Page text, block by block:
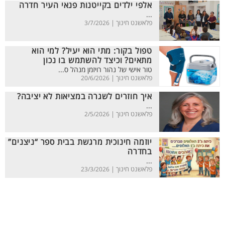
אלפי ילדים בקייטנות פנאי העיר חדרה
...
פלאשנט חינוך | 3/7/2026
טפול בקור: מתי הוא יעיל? למי הוא
מתאים? וכיצד להשתמש בו נכון
טור אישי של נהור רויזמן מנהל ס...
פלאשנט חינוך | 20/6/2026
איך חוזרים לשגרה במציאות לא יציבה?
...
פלאשנט חינוך | 2/5/2026
יוזמה חינוכית מרגשת בבית ספר “ניצנים”
בחדרה
...
פלאשנט חינוך | 23/3/2026